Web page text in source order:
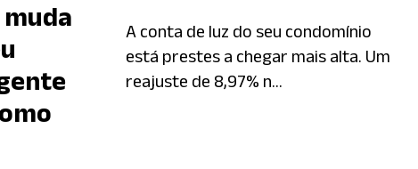
A conta de luz do seu condomínio
está prestes a chegar mais alta. Um
reajuste de 8,97% n...